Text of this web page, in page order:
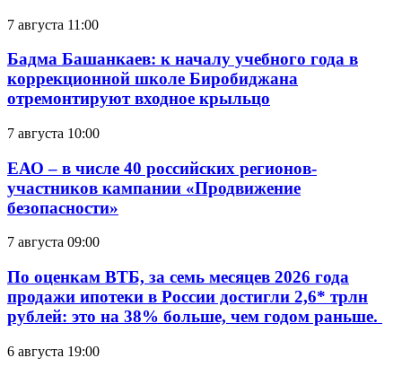
7 августа 11:00
Бадма Башанкаев: к началу учебного года в
коррекционной школе Биробиджана
отремонтируют входное крыльцо
7 августа 10:00
ЕАО – в числе 40 российских регионов-
участников кампании «Продвижение
безопасности»
7 августа 09:00
По оценкам ВТБ, за семь месяцев 2026 года
продажи ипотеки в России достигли 2,6* трлн
рублей: это на 38% больше, чем годом раньше.
6 августа 19:00